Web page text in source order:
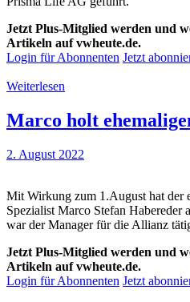
Jetzt Plus-Mitglied werden und
Artikeln auf vwheute.de.
Login für Abonnenten Jetzt
Weiterlesen
Marco holt
2. August 2022
Mit Wirkung zum 1.August hat der
Spezialist Marco Stefan Habereder
war der Manager für die Allianz
Jetzt Plus-Mitglied werden und
Artikeln auf vwheute.de.
Login für Abonnenten Jetzt